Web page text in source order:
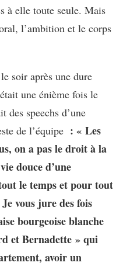
à elle toute seule. Mais
l’ambition et le corps
soir après une dure
une énième fois le
des speechs d’une
de l’équipe : « Les
on a pas le droit à la
douce d’une
le temps et pour tout
vous jure des fois
bourgeoise blanche
et Bernadette » qui
avoir un